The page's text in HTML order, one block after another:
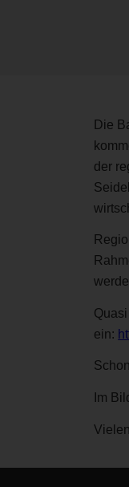
Die
der
ein:
Im